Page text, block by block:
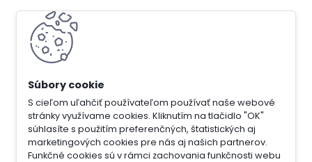
S cieľom uľahčiť používateľom používať naše webové
stránky využívame cookies. Kliknutím na tlačidlo "OK"
súhlasíte s použitím preferenčných, štatistických aj
marketingových cookies pre nás aj našich partnerov.
Funkčné cookies sú v rámci zachovania funkčnosti webu